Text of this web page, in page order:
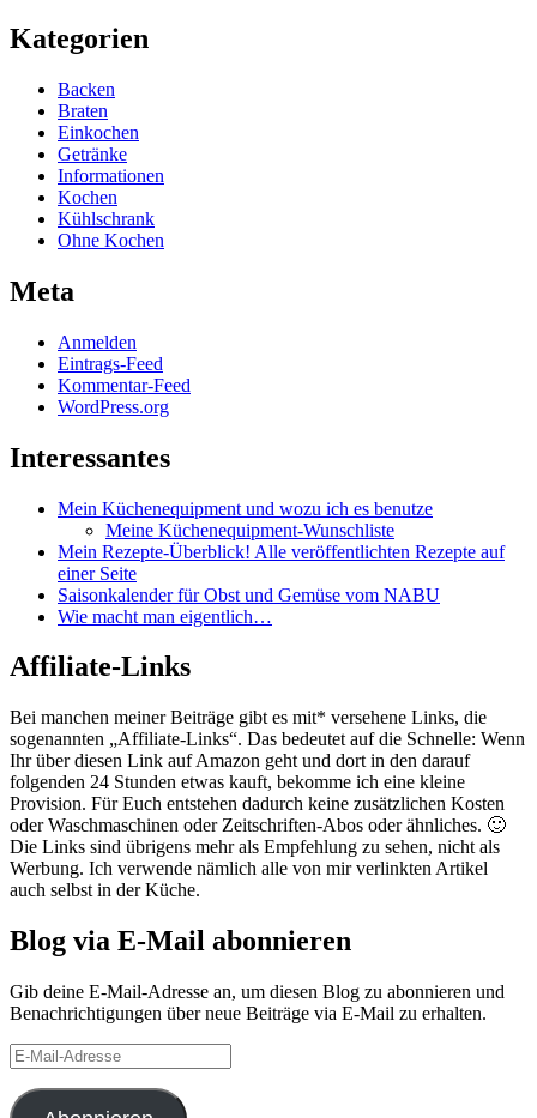
Kategorien
Backen
Braten
Einkochen
Getränke
Informationen
Kochen
Kühlschrank
Ohne Kochen
Meta
Anmelden
Eintrags-Feed
Kommentar-Feed
WordPress.org
Interessantes
Mein Küchenequipment und wozu ich es benutze
Meine Küchenequipment-Wunschliste
Mein Rezepte-Überblick! Alle veröffentlichten Rezepte auf
einer Seite
Saisonkalender für Obst und Gemüse vom NABU
Wie macht man eigentlich…
Affiliate-Links
Bei manchen meiner Beiträge gibt es mit* versehene Links, die
sogenannten „Affiliate-Links“. Das bedeutet auf die Schnelle: Wenn
Ihr über diesen Link auf Amazon geht und dort in den darauf
folgenden 24 Stunden etwas kauft, bekomme ich eine kleine
Provision. Für Euch entstehen dadurch keine zusätzlichen Kosten
oder Waschmaschinen oder Zeitschriften-Abos oder ähnliches. 🙂
Die Links sind übrigens mehr als Empfehlung zu sehen, nicht als
Werbung. Ich verwende nämlich alle von mir verlinkten Artikel
auch selbst in der Küche.
Blog via E-Mail abonnieren
Gib deine E-Mail-Adresse an, um diesen Blog zu abonnieren und
Benachrichtigungen über neue Beiträge via E-Mail zu erhalten.
E-
Mail-
Adresse